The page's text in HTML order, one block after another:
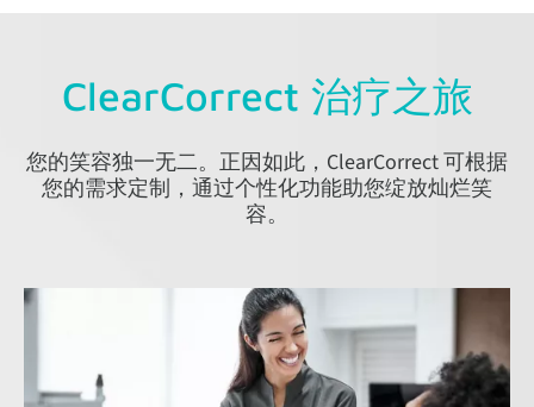
ClearCorrect 治疗之旅
您的笑容独一无二。正因如此，ClearCorrect 可根据
您的需求定制，通过个性化功能助您绽放灿烂笑
容。